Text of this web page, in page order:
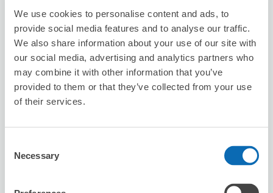
We use cookies to personalise content and ads, to
provide social media features and to analyse our traffic.
We also share information about your use of our site with
our social media, advertising and analytics partners who
may combine it with other information that you’ve
provided to them or that they’ve collected from your use
of their services.
Selection
Necessary
スーツケースサイズ :3 バッグサイズ :0
空き時間